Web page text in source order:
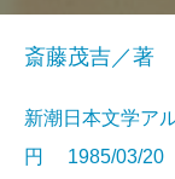
斎藤茂吉／著
新潮日本文学
円 1985/03/20